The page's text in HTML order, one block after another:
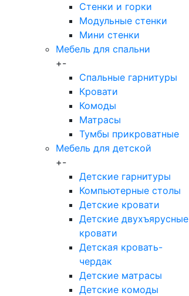
Стенки и горки
Модульные стенки
Мини стенки
Мебель для спальни
+-
Спальные гарнитуры
Кровати
Комоды
Матрасы
Тумбы прикроватные
Мебель для детской
+-
Детские гарнитуры
Компьютерные столы
Детские кровати
Детские двухъярусные
кровати
Детская кровать-
чердак
Детские матрасы
Детские комоды